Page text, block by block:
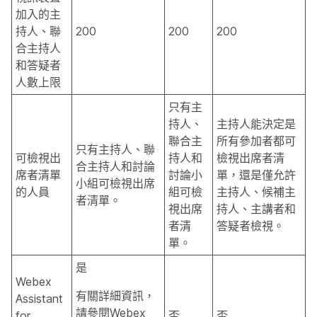
加入的主
持人、聯
合主持人
和答疑者
人數上限
200 200 200
可檢視出
席者清單
的人員
只有主持人、聯
合主持人和討論
小組可檢視出席
者清單。
只有主
持人、
聯合主
持人和
討論小
組可檢
視出席
者清
單。
主持人能決定是
所有參加者都可
檢視出席者清
單，還是僅允許
主持人、候補主
持人、主講者和
答疑者檢視。
Webex
Assistant
是
有關詳細資訊，
請參閱Webex